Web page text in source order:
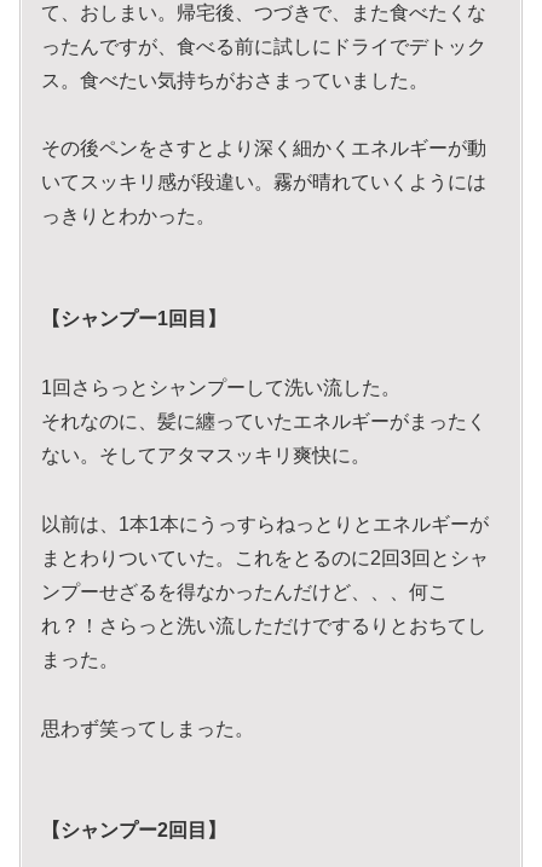
て、おしまい。帰宅後、つづきで、また食べたくな
ったんですが、食べる前に試しにドライでデトック
ス。食べたい気持ちがおさまっていました。
その後ペンをさすとより深く細かくエネルギーが動
いてスッキリ感が段違い。霧が晴れていくようには
っきりとわかった。
【シャンプー1回目】
1回さらっとシャンプーして洗い流した。
それなのに、髪に纏っていたエネルギーがまったく
ない。そしてアタマスッキリ爽快に。
以前は、1本1本にうっすらねっとりとエネルギーが
まとわりついていた。これをとるのに2回3回とシャ
ンプーせざるを得なかったんだけど、、、何こ
れ？！さらっと洗い流しただけでするりとおちてし
まった。
思わず笑ってしまった。
【シャンプー2回目】